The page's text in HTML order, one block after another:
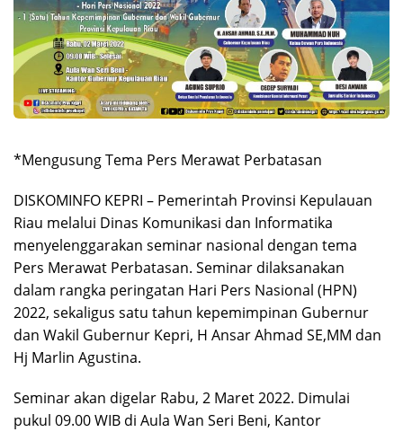
*Mengusung Tema Pers Merawat Perbatasan
DISKOMINFO KEPRI – Pemerintah Provinsi Kepulauan
Riau melalui Dinas Komunikasi dan Informatika
menyelenggarakan seminar nasional dengan tema
Pers Merawat Perbatasan. Seminar dilaksanakan
dalam rangka peringatan Hari Pers Nasional (HPN)
2022, sekaligus satu tahun kepemimpinan Gubernur
dan Wakil Gubernur Kepri, H Ansar Ahmad SE,MM dan
Hj Marlin Agustina.
Seminar akan digelar Rabu, 2 Maret 2022. Dimulai
pukul 09.00 WIB di Aula Wan Seri Beni, Kantor